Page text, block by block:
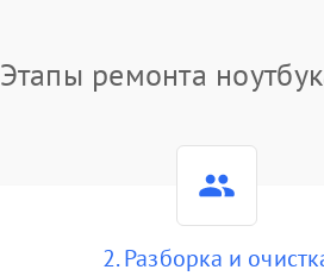
Этапы ремонта
2. Разборка и